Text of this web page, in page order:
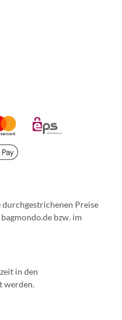
durchgestrichenen Preise
bzw. im
in den
werden.